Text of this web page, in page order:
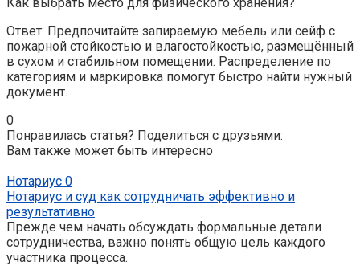
Ответ: Предпочитайте запираемую мебель или сейф с
пожарной стойкостью и влагостойкостью, размещённый
в сухом и стабильном помещении. Распределение по
категориям и маркировка помогут быстро найти нужный
документ.
0
Понравилась статья? Поделиться с друзьями:
Вам также может быть интересно
Нотариус 0
Нотариус и суд как сотрудничать эффективно и
результативно
Прежде чем начать обсуждать формальные детали
сотрудничества, важно понять общую цель каждого
участника процесса.